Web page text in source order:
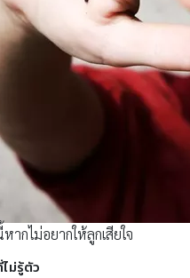
กไม่อยากให้ลูกเสียใจ
ม่รู้ตัว